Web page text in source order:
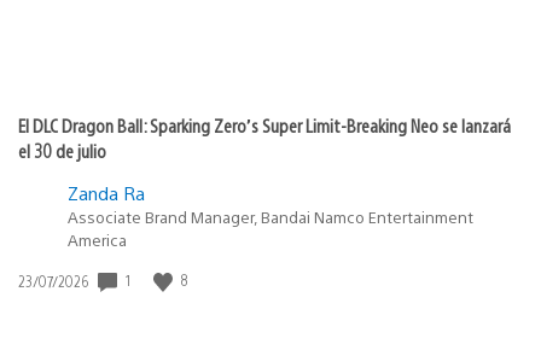
El DLC Dragon Ball: Sparking Zero’s Super Limit-Breaking Neo se lanzará
el 30 de julio
Zanda Ra
Associate Brand Manager, Bandai Namco Entertainment
America
Fecha
23/07/2026 1 8